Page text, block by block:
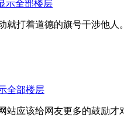
示全部楼层
打着道德的旗号干涉他人。
全部楼层
应该给网友更多的鼓励才